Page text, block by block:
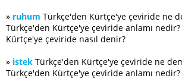
» ruhum Türkçe'den Kürtçe'ye çeviride ne
Türkçe'den Kürtçe'ye çeviride anlamı nedir?
Kürtçe'ye çeviride nasıl denir?
» istek Türkçe'den Kürtçe'ye çeviride ne
Türkçe'den Kürtçe'ye çeviride anlamı nedir?